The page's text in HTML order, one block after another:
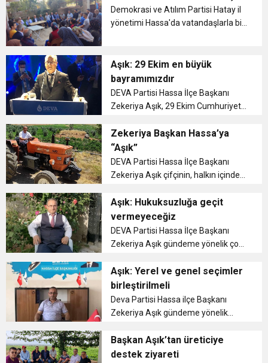
Cumhuriyet, Türk Milletinin Özgürlük
ve Onur Nişanesidir
6:19 HBB BAŞKANI ÖNTÜRK’ÜN
CUMHURİYET BAYRAMI MESAJI
17:36 KURUMLAR VERGİSİ ERTELENDİ
1:00 İTSO İŞ-KUR SGK TOPLANTI
DUYURUSU
21:40 CEYLANDERE’DE BAŞKAN EMRAH
KARAÇAY’A SEVGİ SELİ
18:22 BAŞKAN SAMİ ÜSTÜN’DEN
GÖNÜLLERE DOKUNAN ZİYARET
Esnaf, park bahçe, okul, eğitim
yuvalarını ziyarette bulundu. ...
Demokrasi ve Atılım Partisi Hatay il
yönetimi Hassa'da vatandaşlarla bir
Aşık: 29 Ekim en büyük
bayramımızdır
DEVA Partisi Hassa İlçe Başkanı
Zekeriya Aşık, 29 Ekim Cumhuriyet
mesajı yayınladı. ...
Zekeriya Başkan Hassa’ya
“Aşık”
DEVA Partisi Hassa İlçe Başkanı
Zekeriya Aşık çifçinin, halkın içinden
Aşık: Hukuksuzluğa geçit
vermeyeceğiz
DEVA Partisi Hassa İlçe Başkanı
Zekeriya Aşık gündeme yönelik çok
Aşık: Yerel ve genel seçimler
birleştirilmeli
Deva Partisi Hassa ilçe Başkanı
Zekeriya Aşık gündeme yönelik
Başkan Aşık’tan üreticiye
destek ziyareti